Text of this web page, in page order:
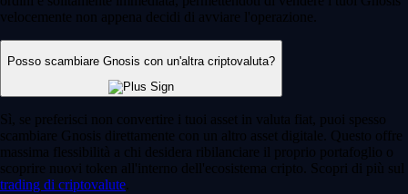
velocemente non appena decidi di avviare l'operazione.
Posso scambiare Gnosis con un'altra criptovaluta?
Sì, se preferisci non convertire i tuoi asset in valuta fiat, puoi spesso
scambiare Gnosis direttamente con un altro asset digitale. Questo offre
massima flessibilità a chi desidera ribilanciare il proprio portafoglio o
scoprire nuovi token all'interno dell'ecosistema cripto. Scopri di più sul
trading di criptovalute